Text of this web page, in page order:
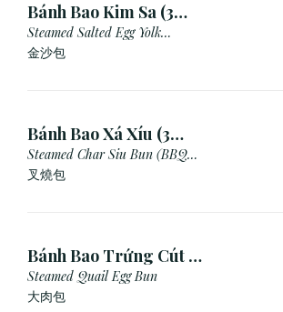
Bánh Bao Kim Sa (3
Cái)
Steamed Salted Egg Yolk
Custard Bun
金沙包
Bánh Bao Xá Xíu (3
Cái)
Steamed Char Siu Bun (BBQ
Pork Bun)
叉燒包
Bánh Bao Trứng Cút (3
Cái)
Steamed Quail Egg Bun
大肉包